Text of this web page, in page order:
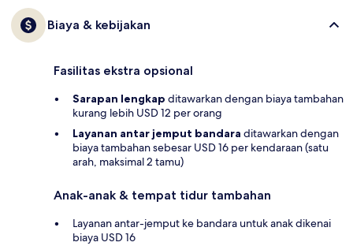
Biaya & kebijakan
Fasilitas ekstra opsional
Sarapan lengkap ditawarkan dengan biaya tambahan
kurang lebih USD 12 per orang
Layanan antar jemput bandara ditawarkan dengan
biaya tambahan sebesar USD 16 per kendaraan (satu
arah, maksimal 2 tamu)
Anak-anak & tempat tidur tambahan
Layanan antar-jemput ke bandara untuk anak dikenai
biaya USD 16